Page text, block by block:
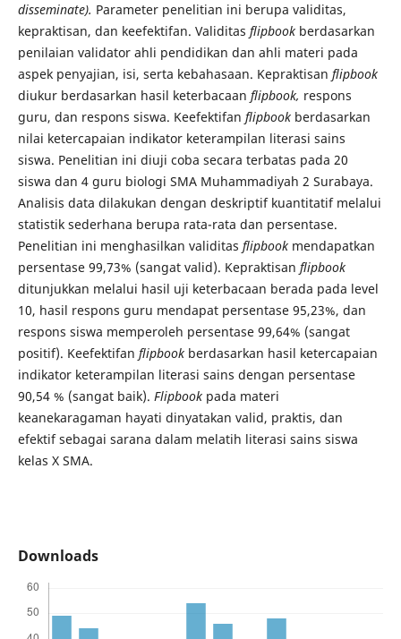
disseminate). Parameter penelitian ini berupa validitas,
kepraktisan, dan keefektifan. Validitas flipbook berdasarkan
penilaian validator ahli pendidikan dan ahli materi pada
aspek penyajian, isi, serta kebahasaan. Kepraktisan flipbook
diukur berdasarkan hasil keterbacaan flipbook, respons
guru, dan respons siswa. Keefektifan flipbook berdasarkan
nilai ketercapaian indikator keterampilan literasi sains
siswa. Penelitian ini diuji coba secara terbatas pada 20
siswa dan 4 guru biologi SMA Muhammadiyah 2 Surabaya.
Analisis data dilakukan dengan deskriptif kuantitatif melalui
statistik sederhana berupa rata-rata dan persentase.
Penelitian ini menghasilkan validitas flipbook mendapatkan
persentase 99,73% (sangat valid). Kepraktisan flipbook
ditunjukkan melalui hasil uji keterbacaan berada pada level
10, hasil respons guru mendapat persentase 95,23%, dan
respons siswa memperoleh persentase 99,64% (sangat
positif). Keefektifan flipbook berdasarkan hasil ketercapaian
indikator keterampilan literasi sains dengan persentase
90,54 % (sangat baik). Flipbook pada materi
keanekaragaman hayati dinyatakan valid, praktis, dan
efektif sebagai sarana dalam melatih literasi sains siswa
kelas X SMA.
Downloads